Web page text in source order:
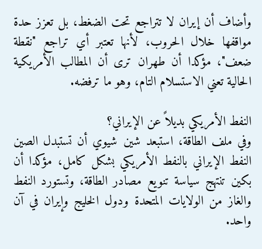
وأضاف أن إيران لا تتراجع تحت الضغط، بل تعزز حدة
مواقفها خلال الحروب، لأنها تعتبر أي تراجع "نقطة
ضعف"، مؤكدا أن طهران ترى أن المطالب الأمريكية
الحالية تعني الاستسلام التام، وهو ما ترفضه.
النفط الأمريكي بديلاً عن الإيراني؟
وفي ملف الطاقة، استبعد شين شيوي أن تستبدل الصين
النفط الإيراني بالنفط الأمريكي بشكل كامل، مؤكدا أن
بكين تنتهج سياسة تنويع مصادر الطاقة، وتستورد النفط
والغاز من الولايات المتحدة ودول الخليج وإيران في آن
واحد.